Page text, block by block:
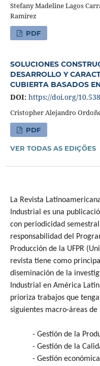
Stefany Madeline Lagos
Ramírez
PDF
SOLUCIONES
DESARROLLO Y
CUBIERTA BASADOS
DOI: https://doi.org/
Cristopher Alejandro
PDF
VER TODAS AS EDIÇÕES
La Revista
Industrial es una
con periodicidad
responsabilidad del
Producción de la UFPR
revista tiene como
diseminación de la
Industrial en América
prioriza trabajos que
siguientes macro-áreas de
- Gestión de la
- Gestión de la
- Gestión